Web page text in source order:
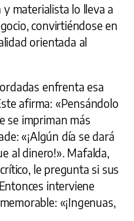
y materialista lo lleva a
convirtiéndose en
orientada al
enfrenta esa
afirma: «Pensándolo
se impriman más
«¡Algún día se dará
al dinero!». Mafalda,
le pregunta si sus
interviene
«¡Ingenuas,